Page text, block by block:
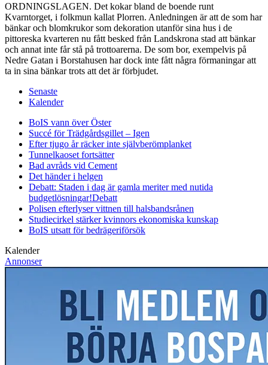
ORDNINGSLAGEN. Det kokar bland de boende runt
Kvarntorget, i folkmun kallat Plorren. Anledningen är att de som har
bänkar och blomkrukor som dekoration utanför sina hus i de
pittoreska kvarteren nu fått besked från Landskrona stad att bänkar
och annat inte får stå på trottoarerna. De som bor, exempelvis på
Nedre Gatan i Borstahusen har dock inte fått några förmaningar att
ta in sina bänkar trots att det är förbjudet.
Senaste
Kalender
BoIS vann över Öster
Succé för Trädgårdsgillet – Igen
Efter tjugo år räcker inte självberömplanket
Tunnelkaoset fortsätter
Bad avråds vid Cement
Det händer i helgen
Debatt: Staden i dag är gamla meriter med nutida
budgetlösningar!Debatt
Polisen efterlyser vittnen till halsbandsrånen
Studiecirkel stärker kvinnors ekonomiska kunskap
BoIS utsatt för bedrägeriförsök
Kalender
Annonser